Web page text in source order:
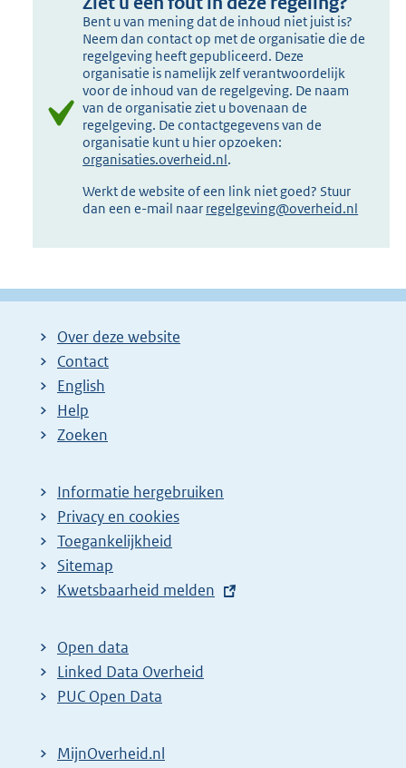
Bent u van mening dat de inhoud niet juist is?
Neem dan contact op met de organisatie die de
regelgeving heeft gepubliceerd. Deze
organisatie is namelijk zelf verantwoordelijk
voor de inhoud van de regelgeving. De naam
van de organisatie ziet u bovenaan de
regelgeving. De contactgegevens van de
organisatie kunt u hier opzoeken:
organisaties.overheid.nl.
Werkt de website of een link niet goed? Stuur
dan een e-mail naar regelgeving@overheid.nl
Over deze website
Contact
English
Help
Zoeken
Informatie hergebruiken
Privacy en cookies
Toegankelijkheid
Sitemap
E
t
e
r
l
Kwetsbaarheid melden
Open data
Linked Data Overheid
PUC Open Data
MijnOverheid.nl